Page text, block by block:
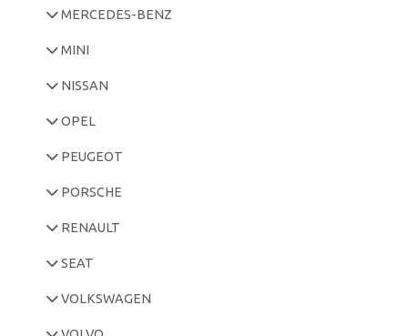
MERCEDES-BENZ
MINI
NISSAN
OPEL
PEUGEOT
PORSCHE
RENAULT
SEAT
VOLKSWAGEN